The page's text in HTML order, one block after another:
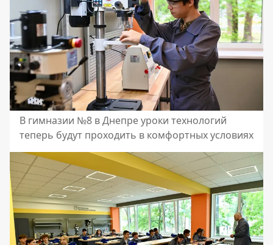
В гимназии №8 в Днепре уроки технологий
теперь будут проходить в комфортных условиях